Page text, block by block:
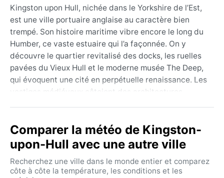
Kingston upon Hull, nichée dans le Yorkshire de l’Est,
est une ville portuaire anglaise au caractère bien
trempé. Son histoire maritime vibre encore le long du
Humber, ce vaste estuaire qui l’a façonnée. On y
découvre le quartier revitalisé des docks, les ruelles
pavées du Vieux Hull et le moderne musée The Deep,
qui évoquent une cité en perpétuelle renaissance. Les
vestiges médiévaux côtoient des architectures
à la fois industrielle et paisible, marquée par les allées
et venues des cargos.
Le climat de Hull est océanique (Cfb), doux et humide
toute l’année. Les étés sont modérés, avec des
Comparer la météo de Kingston-
upon-Hull avec une autre ville
Recherchez une ville dans le monde entier et comparez
côte à côte la température, les conditions et les